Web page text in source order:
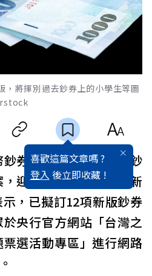
，將揮別過去鈔券上的小學生等圖
喜歡這篇文章嗎 ?
登入 後立即收藏 !
券改版，將揮別過去鈔
迎來「台灣之美」嶄新
，已擬訂12項新版鈔券
央行官方網站「台灣之
選活動專區」進行網路